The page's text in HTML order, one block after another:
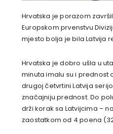
Hrvatska je porazom
Europskom prvenstvu
mjesto bolja je bila Latvija
Hrvatska je dobro ušla u
minuta imalu su i prednost
drugoj četvrtini Latvija
značajniju prednost. Do
drži korak sa Latvijcima –
zaostatkom od 4 poena